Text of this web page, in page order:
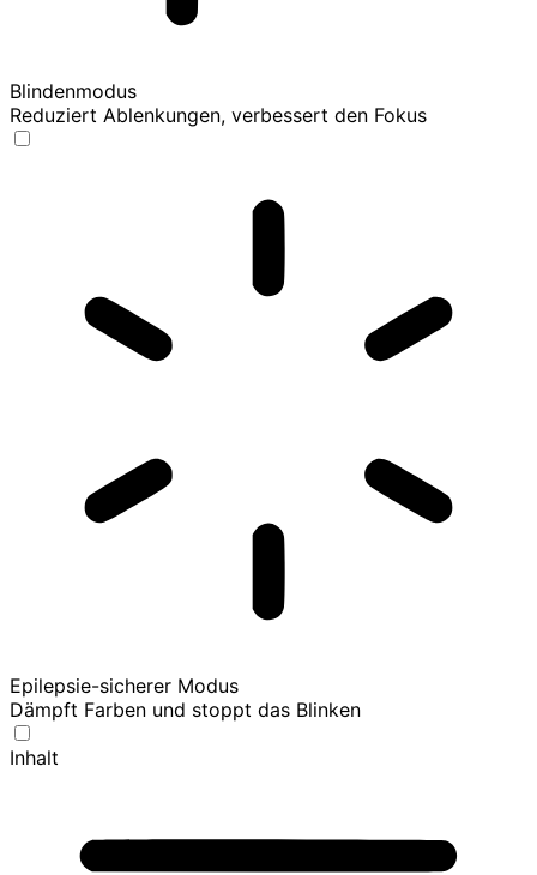
Blindenmodus
Reduziert Ablenkungen, verbessert den Fokus
Epilepsie-sicherer Modus
Dämpft Farben und stoppt das Blinken
Inhalt